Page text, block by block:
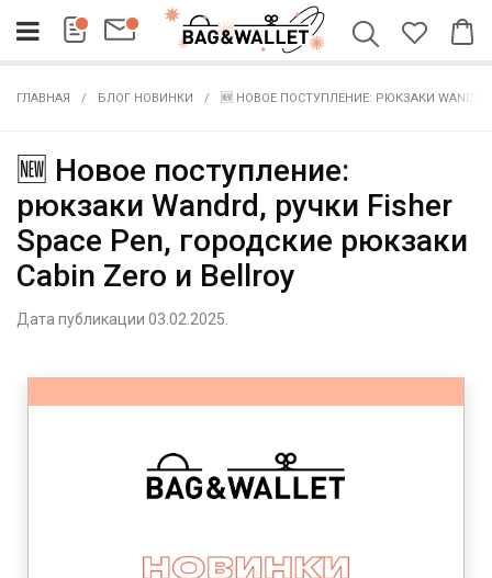
ГЛАВНАЯ БЛОГ НОВИНКИ 🆕 НОВОЕ ПОСТУПЛЕНИЕ: РЮКЗАКИ WANDRD,
🆕 Новое поступление:
рюкзаки Wandrd, ручки Fisher
Space Pen, городские рюкзаки
Cabin Zero и Bellroy
Дата публикации 03.02.2025.